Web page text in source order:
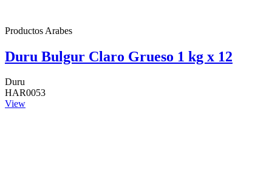
Productos Arabes
Duru Bulgur Claro Grueso 1 kg x 12
Duru
HAR0053
View